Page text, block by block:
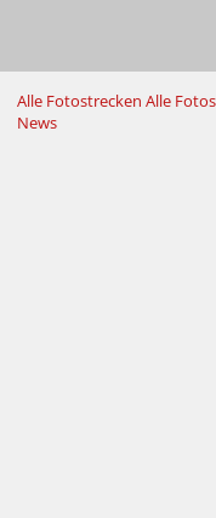
Alle Fotostrecken Alle
News